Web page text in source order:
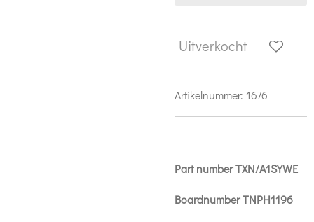
Uitverkocht
Artikelnummer: 1676
Part number TXN/A1SYWE
Boardnumber TNPH1196